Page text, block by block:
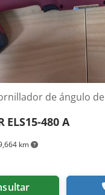
km
de ángulo de
ELS15-480 A